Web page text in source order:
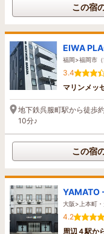
この宿
EIWA
福岡>福岡市（
3.4
マリンメッ
地下鉄呉服町駅から徒歩
10分♪
この宿
YAMATO
大阪>上本町
4.2
周辺４駅か